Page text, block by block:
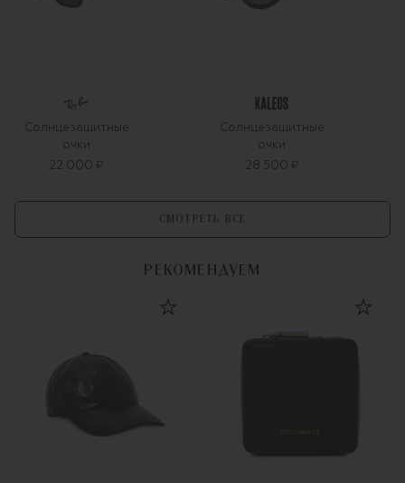
Солнцезащитные
очки
22 000 ₽
Солнцезащитные
очки
28 500 ₽
СМОТРЕТЬ ВСЕ
РЕКОМЕНДУЕМ